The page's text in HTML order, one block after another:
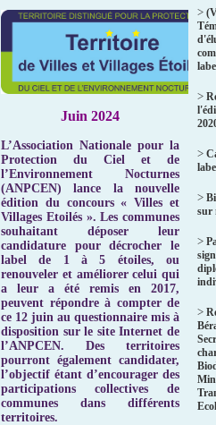
Juin 2024
L’Association Nationale pour la
Protection du Ciel et de
l’Environnement Nocturnes
(ANPCEN) lance la nouvelle
édition du concours « Villes et
Villages Etoilés ». Les communes
souhaitant déposer leur
candidature pour décrocher le
label de 1 à 5 étoiles, ou
renouveler et améliorer celui qui
a leur a été remis en 2017,
peuvent répondre à compter de
ce 12 juin au questionnaire mis à
disposition sur le site Internet de
l’ANPCEN. Des territoires
pourront également candidater,
l’objectif étant d’encourager des
participations collectives de
communes dans différents
territoires.
>
>
>
>
sur
>
>